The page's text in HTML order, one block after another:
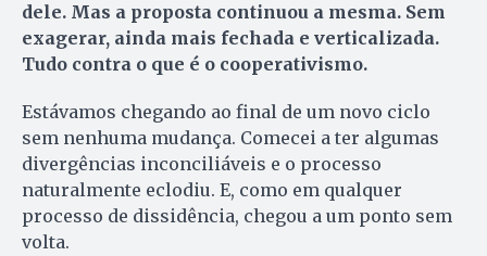
dele. Mas a proposta continuou a mesma. Sem
exagerar, ainda mais fechada e verticalizada.
Tudo contra o que é o cooperativismo.
Estávamos chegando ao final de um novo ciclo
sem nenhuma mudança. Comecei a ter algumas
divergências inconciliáveis e o processo
naturalmente eclodiu. E, como em qualquer
processo de dissidência, chegou a um ponto sem
volta.